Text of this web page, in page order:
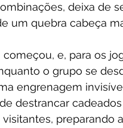
deixa de
um quebra cabeça
e, para os
o grupo se
engrenagem
destrancar
preparando